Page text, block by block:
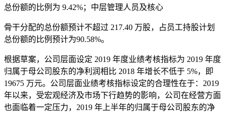
总份额的比例为 9.42%；中层管理人员及核心
骨干分配的总份额预计不超过 217.40 万股，占员工持股计划
总份额的比例预计为90.58%。
根据草案，公司层面设定 2019 年度业绩考核指标为 2019 年度
归属于母公司股东的净利润相比 2018 年增长不低于 5%，即
19675 万元。公司层面业绩考核指标设定的合理性在于：2019
年以来，受宏观经济及市场下行趋势的影响，公司在经营方面
也面临着一定压力，2019 年上半年的归属于母公司股东的净